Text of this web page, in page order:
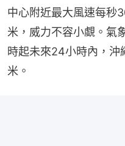
中心附近最大風速每秒
米，威力不容小覷。氣
時起未來24小時內，沖
米。